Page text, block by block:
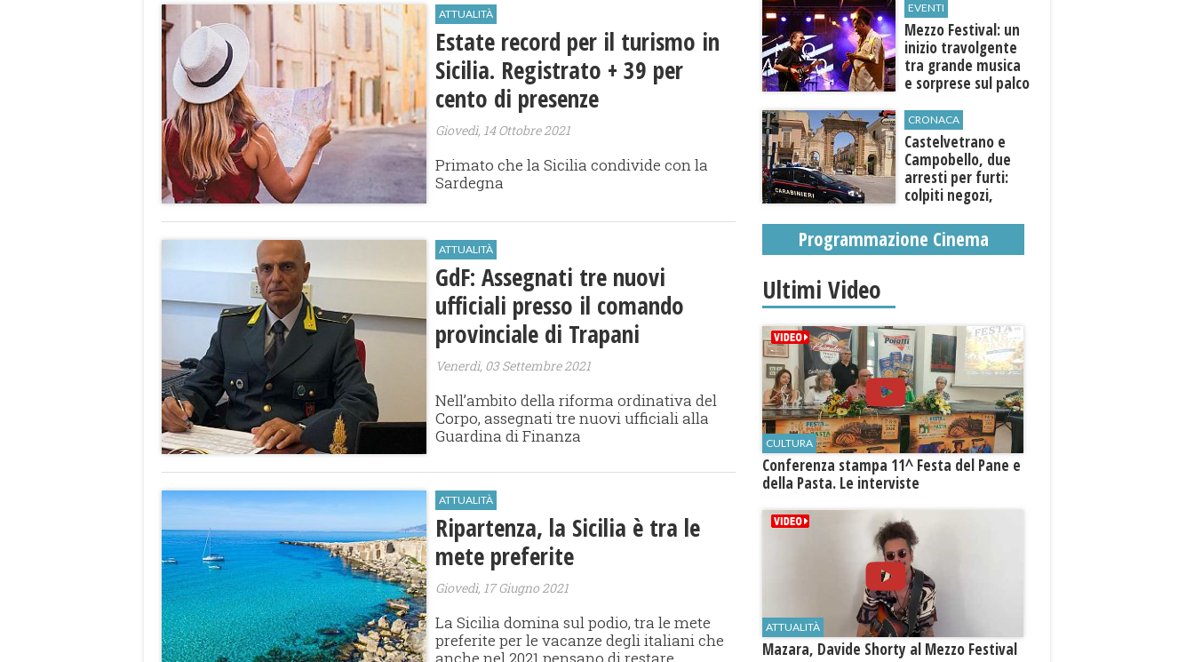
ATTUALITÀ
Estate record per il turismo in
Sicilia. Registrato + 39 per
cento di presenze
Giovedì, 14 Ottobre 2021
Primato che la Sicilia condivide con la
Sardegna
ATTUALITÀ
GdF: Assegnati tre nuovi
ufficiali presso il comando
provinciale di Trapani
Venerdì, 03 Settembre 2021
​Nell’ambito della riforma ordinativa del
Corpo, assegnati tre nuovi ufficiali alla
Guardina di Finanza
ATTUALITÀ
Ripartenza, la Sicilia è tra le
mete preferite
Giovedì, 17 Giugno 2021
La Sicilia domina sul podio, tra le mete
preferite per le vacanze degli italiani che
EVENTI
Mezzo Festival: un
inizio travolgente
tra grande musica
e sorprese sul palco
CRONACA
Castelvetrano e
Campobello, due
arresti per furti:
colpiti negozi,
pubblici
Programmazione Cinema
Ultimi Video
CULTURA
Conferenza stampa 11^ Festa del Pane e
della Pasta. Le interviste
ATTUALITÀ
Mazara, Davide Shorty al Mezzo Festival